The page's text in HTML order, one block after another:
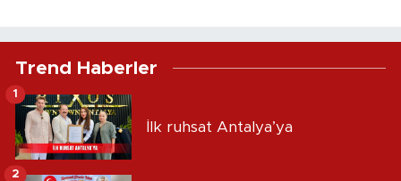
Trend Haberler
İlk ruhsat Antalya’ya
1
2